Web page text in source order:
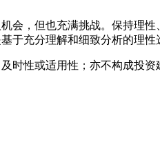
会，但也充满挑战。保持理
于充分理解和细致分析的理性
时性或适用性；亦不构成投资